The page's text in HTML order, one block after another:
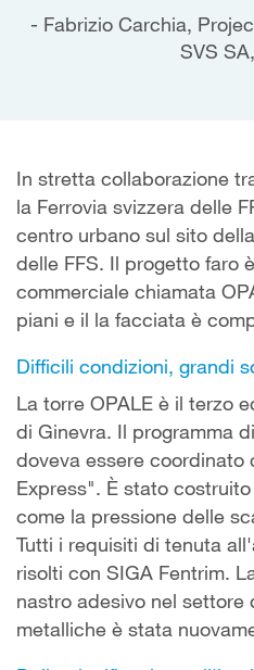
Fabrizio Carchia,
SVS
In stretta collaborazione
la Ferrovia svizzera delle
centro urbano sul sito
delle FFS. Il progetto faro
commerciale chiamata
piani e il la facciata è
Difficili condizioni, grandi
La torre OPALE è il terzo
di Ginevra. Il programma
doveva essere coordinato
Express". È stato
come la pressione delle
Tutti i requisiti di tenuta
risolti con SIGA Fentrim.
nastro adesivo nel settore
metalliche è stata